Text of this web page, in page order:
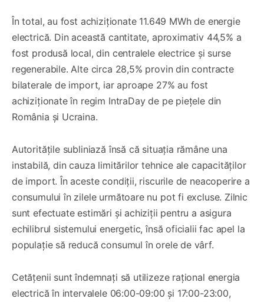
În total, au fost achiziționate 11.649 MWh de energie
electrică. Din această cantitate, aproximativ 44,5% a
fost produsă local, din centralele electrice și surse
regenerabile. Alte circa 28,5% provin din contracte
bilaterale de import, iar aproape 27% au fost
achiziționate în regim IntraDay de pe piețele din
România și Ucraina.
Autoritățile subliniază însă că situația rămâne una
instabilă, din cauza limitărilor tehnice ale capacităților
de import. În aceste condiții, riscurile de neacoperire a
consumului în zilele următoare nu pot fi excluse. Zilnic
sunt efectuate estimări și achiziții pentru a asigura
echilibrul sistemului energetic, însă oficialii fac apel la
populație să reducă consumul în orele de vârf.
Cetățenii sunt îndemnați să utilizeze rațional energia
electrică în intervalele 06:00-09:00 și 17:00-23:00,